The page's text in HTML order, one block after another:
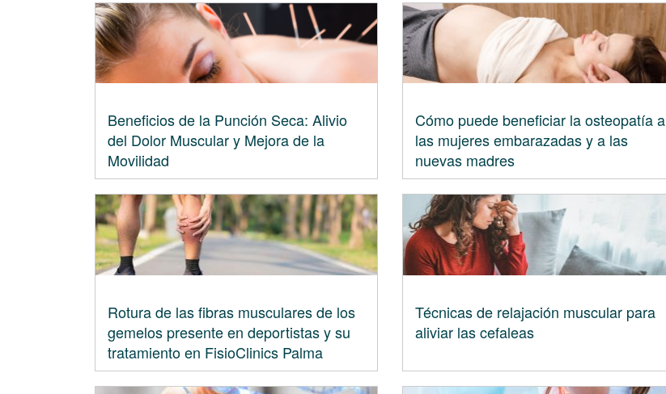
Beneficios de la Punción Seca: Alivio
del Dolor Muscular y Mejora de la
Movilidad
Cómo puede beneficiar la osteopatía a
las mujeres embarazadas y a las
nuevas madres
Rotura de las fibras musculares de los
gemelos presente en deportistas y su
tratamiento en FisioClinics Palma
Técnicas de relajación muscular para
aliviar las cefaleas